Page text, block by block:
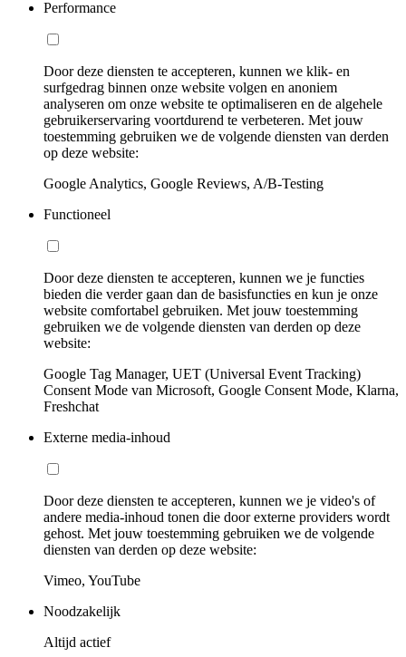
Performance
Door deze diensten te accepteren, kunnen we klik- en
surfgedrag binnen onze website volgen en anoniem
analyseren om onze website te optimaliseren en de algehele
gebruikerservaring voortdurend te verbeteren. Met jouw
toestemming gebruiken we de volgende diensten van derden
op deze website:
Google Analytics, Google Reviews, A/B-Testing
Functioneel
Door deze diensten te accepteren, kunnen we je functies
bieden die verder gaan dan de basisfuncties en kun je onze
website comfortabel gebruiken. Met jouw toestemming
gebruiken we de volgende diensten van derden op deze
website:
Google Tag Manager, UET (Universal Event Tracking)
Consent Mode van Microsoft, Google Consent Mode, Klarna,
Freshchat
Externe media-inhoud
Door deze diensten te accepteren, kunnen we je video's of
andere media-inhoud tonen die door externe providers wordt
gehost. Met jouw toestemming gebruiken we de volgende
diensten van derden op deze website:
Vimeo, YouTube
Noodzakelijk
Altijd actief